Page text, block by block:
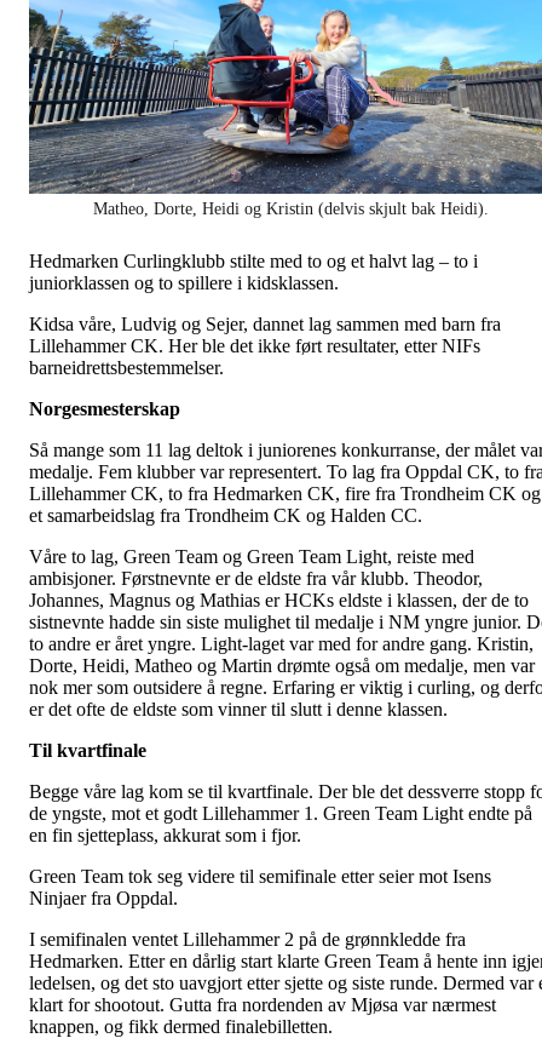
Matheo, Dorte, Heidi og Kristin (delvis skjult bak Heidi).
Hedmarken Curlingklubb stilte med to og et halvt lag – to i
juniorklassen og to spillere i kidsklassen.
Kidsa våre, Ludvig og Sejer, dannet lag sammen med barn fra
Lillehammer CK. Her ble det ikke ført resultater, etter NIFs
barneidrettsbestemmelser.
Norgesmesterskap
Så mange som 11 lag deltok i juniorenes konkurranse, der målet
medalje. Fem klubber var representert. To lag fra Oppdal CK, to
Lillehammer CK, to fra Hedmarken CK, fire fra Trondheim CK og
et samarbeidslag fra Trondheim CK og Halden CC.
Våre to lag, Green Team og Green Team Light, reiste med
ambisjoner. Førstnevnte er de eldste fra vår klubb. Theodor,
Johannes, Magnus og Mathias er HCKs eldste i klassen, der de to
sistnevnte hadde sin siste mulighet til medalje i NM yngre junior.
to andre er året yngre. Light-laget var med for andre gang. Kristin,
Dorte, Heidi, Matheo og Martin drømte også om medalje, men var
nok mer som outsidere å regne. Erfaring er viktig i curling, og
er det ofte de eldste som vinner til slutt i denne klassen.
Til kvartfinale
Begge våre lag kom se til kvartfinale. Der ble det dessverre stopp
de yngste, mot et godt Lillehammer 1. Green Team Light endte på
en fin sjetteplass, akkurat som i fjor.
Green Team tok seg videre til semifinale etter seier mot Isens
Ninjaer fra Oppdal.
I semifinalen ventet Lillehammer 2 på de grønnkledde fra
Hedmarken. Etter en dårlig start klarte Green Team å hente inn
ledelsen, og det sto uavgjort etter sjette og siste runde. Dermed var
klart for shootout. Gutta fra nordenden av Mjøsa var nærmest
knappen, og fikk dermed finalebilletten.